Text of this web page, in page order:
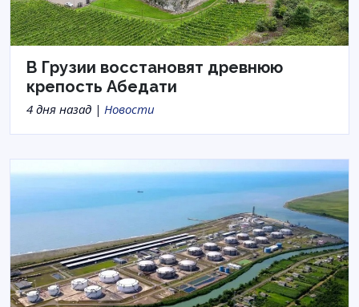
В Грузии восстановят древнюю
крепость Абедати
4 дня назад | Новости